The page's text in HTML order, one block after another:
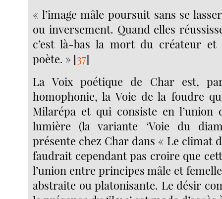
« l’image mâle poursuit sans se
ou inversement. Quand elles
c’est là-bas la mort du créateur et
poète. » [37]
La Voix poétique de Char est,
homophonie, la Voie de la foudre
Milarépa et qui consiste en
lumière (la variante ‘Voie du
présente chez Char dans « Le climat
faudrait cependant pas croire que
l’union entre principes mâle et
abstraite ou platonisante. Le désir